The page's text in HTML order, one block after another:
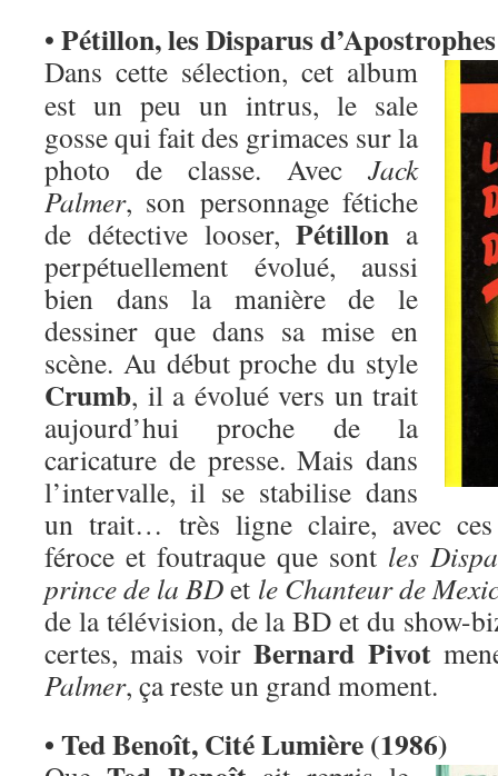
• Pétillon, les Disparus
Dans cette sélection, cet album
est un peu un intrus, le sale
gosse qui fait des grimaces sur la
photo de classe. Avec Jack
Palmer, son personnage fétiche
de détective looser,Pétillon a
perpétuellement évolué, aussi
bien dans la manière de le
dessiner que dans sa mise en
scène. Au début proche du style
Crumb, il a évolué vers un trait
aujourd’hui proche de la
caricature de presse. Mais dans
l’intervalle, il se stabilise dans
un trait… très ligne claire, avec ces
féroce et foutraque que sont les
prince de la BDet le Chanteur de
de la télévision, de la BD et du show-
certes, mais voirBernard Pivot
Palmer, ça reste un grand moment.
• Ted Benoît, Cité Lumière (1986)